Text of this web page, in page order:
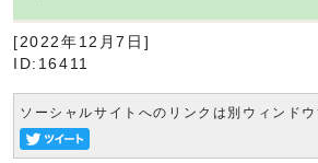
[2022年12月7日]
ID:16411
ソーシャルサイトへのリンクは別ウィンド